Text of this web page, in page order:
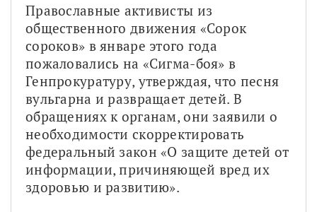
Православные активисты из
общественного движения «Сорок
сороков» в январе этого года
пожаловались на «Сигма-боя» в
Генпрокуратуру, утверждая, что песня
вульгарна и развращает детей. В
обращениях к органам, они заявили о
необходимости скорректировать
федеральный закон «О защите детей от
информации, причиняющей вред их
здоровью и развитию».